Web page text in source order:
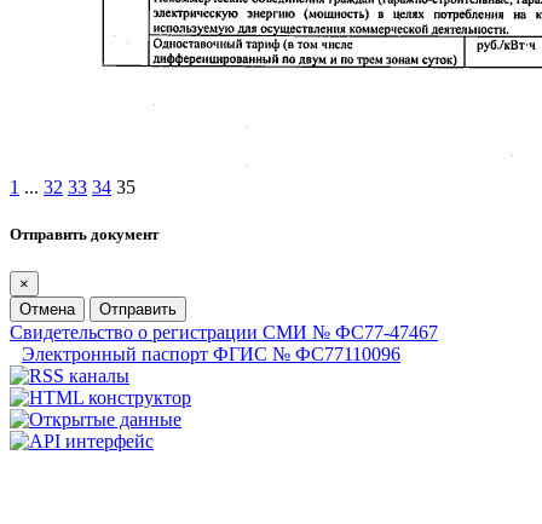
1 ... 32 33 34 35
Отправить документ
×
Отмена
Отправить
Свидетельство о регистрации СМИ № ФС77-47467
Электронный паспорт ФГИС № ФС77110096